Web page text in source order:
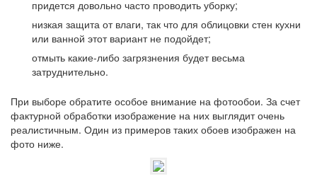
придется довольно часто проводить уборку;
низкая защита от влаги, так что для облицовки стен кухни
или ванной этот вариант не подойдет;
отмыть какие-либо загрязнения будет весьма
затруднительно.
При выборе обратите особое внимание на фотообои. За счет
фактурной обработки изображение на них выглядит очень
реалистичным. Один из примеров таких обоев изображен на
фото ниже.